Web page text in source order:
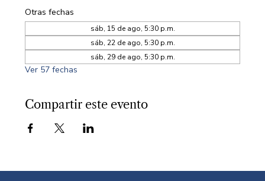
Otras fechas
sáb, 15 de ago, 5:30 p.m.
sáb, 22 de ago, 5:30 p.m.
sáb, 29 de ago, 5:30 p.m.
Ver 57 fechas
Compartir este evento